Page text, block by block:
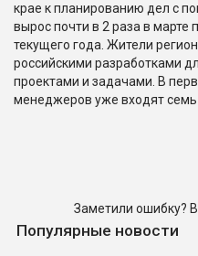
крае к планированию дел с
вырос почти в 2 раза в марте
текущего года. Жители
российскими разработками
проектами и задачами. В
менеджеров уже входят семь
Заметили ошибку?
Популярные новости